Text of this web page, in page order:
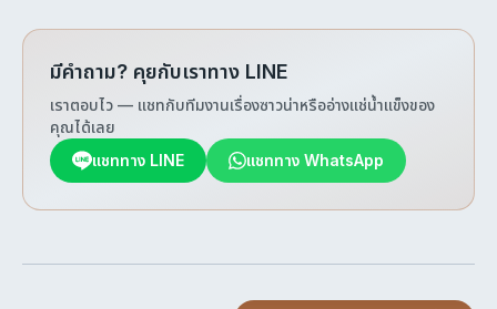
มีคำถาม? คุยกับเราทาง LINE
เราตอบไว — แชทกับทีมงานเรื่องซาวน่าหรืออ่างแช่น้ำแข็งของ
คุณได้เลย
แชททาง LINE
แชททาง WhatsApp